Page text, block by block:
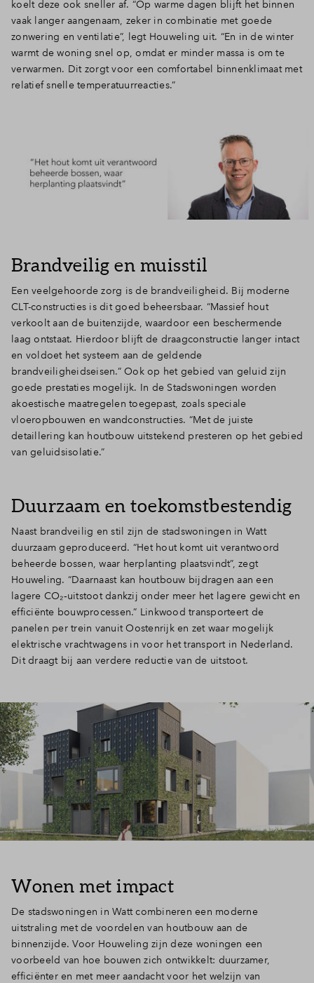
koelt deze ook sneller af. “Op warme dagen blijft het binnen
vaak langer aangenaam, zeker in combinatie met goede
zonwering en ventilatie”, legt Houweling uit. “En in de winter
warmt de woning snel op, omdat er minder massa is om te
verwarmen. Dit zorgt voor een comfortabel binnenklimaat met
relatief snelle temperatuurreacties.”
Brandveilig en muisstil
Een veelgehoorde zorg is de brandveiligheid. Bij moderne
CLT-constructies is dit goed beheersbaar. “Massief hout
verkoolt aan de buitenzijde, waardoor een beschermende
laag ontstaat. Hierdoor blijft de draagconstructie langer intact
en voldoet het systeem aan de geldende
brandveiligheidseisen.” Ook op het gebied van geluid zijn
goede prestaties mogelijk. In de Stadswoningen worden
akoestische maatregelen toegepast, zoals speciale
vloeropbouwen en wandconstructies. “Met de juiste
detaillering kan houtbouw uitstekend presteren op het gebied
van geluidsisolatie.”
Duurzaam en toekomstbestendig
Naast brandveilig en stil zijn de stadswoningen in Watt
duurzaam geproduceerd. “Het hout komt uit verantwoord
beheerde bossen, waar herplanting plaatsvindt”, zegt
Houweling. “Daarnaast kan houtbouw bijdragen aan een
lagere CO₂‑uitstoot dankzij onder meer het lagere gewicht en
efficiënte bouwprocessen.” Linkwood transporteert de
panelen per trein vanuit Oostenrijk en zet waar mogelijk
elektrische vrachtwagens in voor het transport in Nederland.
Dit draagt bij aan verdere reductie van de uitstoot.
Wonen met impact
De stadswoningen in Watt combineren een moderne
uitstraling met de voordelen van houtbouw aan de
binnenzijde. Voor Houweling zijn deze woningen een
voorbeeld van hoe bouwen zich ontwikkelt: duurzamer,
efficiënter en met meer aandacht voor het welzijn van